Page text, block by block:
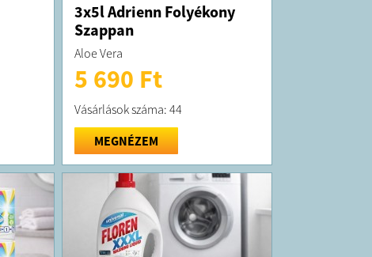
3x5l Adrienn Folyékony
Szappan
Aloe Vera
5 690 Ft
Vásárlások száma: 44
MEGNÉZEM